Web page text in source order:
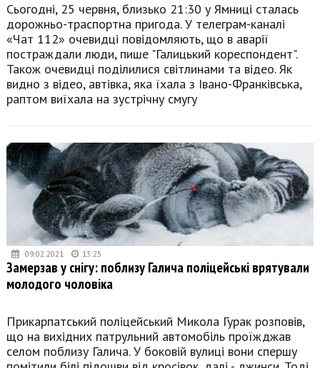
Сьогодні, 25 червня, близько 21:30 у Ямниці сталась
дорожньо-траспортна пригода. У телеграм-каналі
«Чат 112» очевидці повідомляють, що в аварії
постраждали люди, пише "Галицький кореспондент".
Також очевидці поділилися світлинами та відео. Як
видно з відео, автівка, яка їхала з Івано-Франківська,
раптом виїхала на зустрічну смугу
09.02.2021 13:25
Замерзав у снігу: поблизу Галича поліцейські врятували
молодого чоловіка
Прикарпатський поліцейський Микола Гурак розповів,
що на вихідних патрульний автомобіль проїжджав
селом поблизу Галича. У боковій вулиці вони спершу